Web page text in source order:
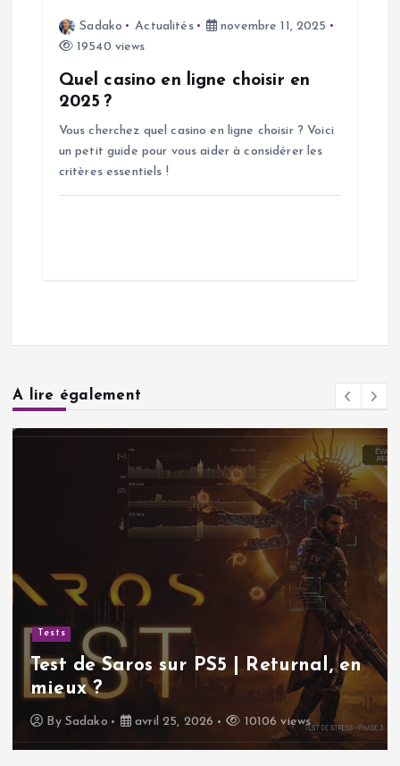
Sadako Actualités
novembre 11, 2025
19540 views
Quel casino en ligne choisir en
2025 ?
Vous cherchez quel casino en ligne choisir ? Voici
un petit guide pour vous aider à considérer les
critères essentiels !
A lire également
Tests
Test de Saros sur PS5 | Returnal, en
mieux ?
By Sadako avril 25, 2026 10106 views